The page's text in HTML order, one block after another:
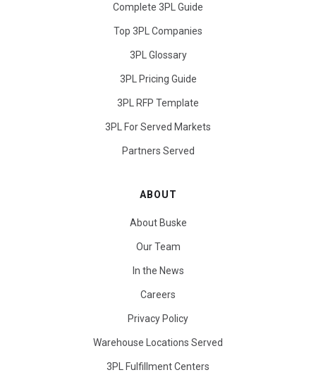
Complete 3PL Guide
Top 3PL Companies
3PL Glossary
3PL Pricing Guide
3PL RFP Template
3PL For Served Markets
Partners Served
ABOUT
About Buske
Our Team
In the News
Careers
Privacy Policy
Warehouse Locations Served
3PL Fulfillment Centers